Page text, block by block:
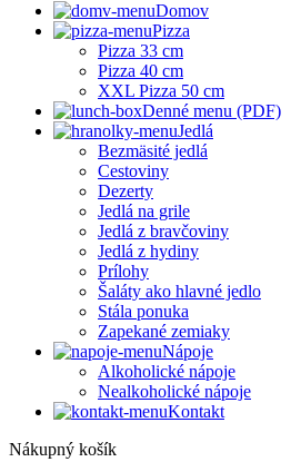
Domov
Pizza
Pizza 33 cm
Pizza 40 cm
XXL Pizza 50 cm
Denné menu (PDF)
Jedlá
Bezmäsité jedlá
Cestoviny
Dezerty
Jedlá na grile
Jedlá z bravčoviny
Jedlá z hydiny
Prílohy
Šaláty ako hlavné jedlo
Stála ponuka
Zapekané zemiaky
Nápoje
Alkoholické nápoje
Nealkoholické nápoje
Kontakt
Nákupný košík